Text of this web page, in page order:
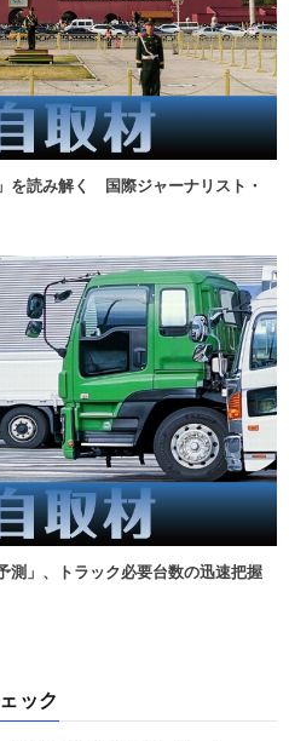
を読み解く 国際ジャーナリスト・
測」、トラック必要台数の迅速把握
ック